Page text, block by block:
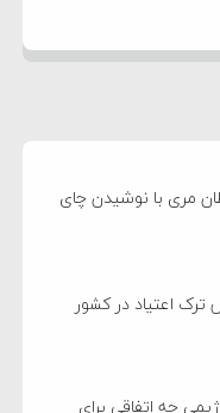
مری با نوشیدن چای
اعتیاد در کشور
چه اتفاقی برای